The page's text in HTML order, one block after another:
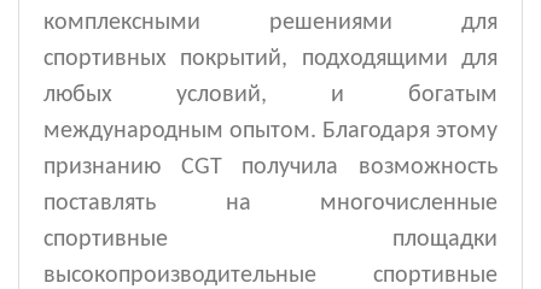
комплексными решениями для
спортивных покрытий, подходящими для
любых условий, и богатым
международным опытом. Благодаря этому
признанию CGT получила возможность
поставлять на многочисленные
спортивные площадки
высокопроизводительные спортивные